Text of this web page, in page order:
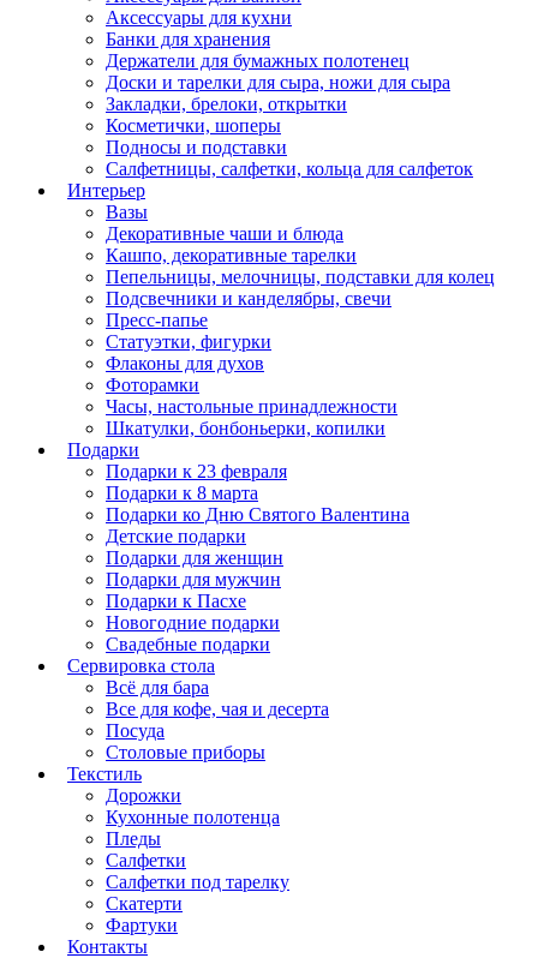
Аксессуары для кухни
Банки для хранения
Держатели для бумажных полотенец
Доски и тарелки для сыра, ножи для сыра
Закладки, брелоки, открытки
Косметички, шоперы
Подносы и подставки
Салфетницы, салфетки, кольца для салфеток
Интерьер
Вазы
Декоративные чаши и блюда
Кашпо, декоративные тарелки
Пепельницы, мелочницы, подставки для колец
Подсвечники и канделябры, свечи
Пресс-папье
Статуэтки, фигурки
Флаконы для духов
Фоторамки
Часы, настольные принадлежности
Шкатулки, бонбоньерки, копилки
Подарки
Подарки к 23 февраля
Подарки к 8 марта
Подарки ко Дню Святого Валентина
Детские подарки
Подарки для женщин
Подарки для мужчин
Подарки к Пасхе
Новогодние подарки
Свадебные подарки
Сервировка стола
Всё для бара
Все для кофе, чая и десерта
Посуда
Столовые приборы
Текстиль
Дорожки
Кухонные полотенца
Пледы
Салфетки
Салфетки под тарелку
Скатерти
Фартуки
Контакты